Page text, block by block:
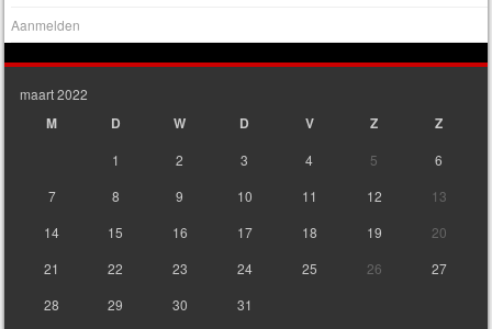
Aanmelden
maart 2022
M D W D V Z Z
1 2 3 4 5
6
7
8 9 10 11 12
13
14
15 16 17 18 19
20
21
22 23 24 25 26
27
28
29 30 31